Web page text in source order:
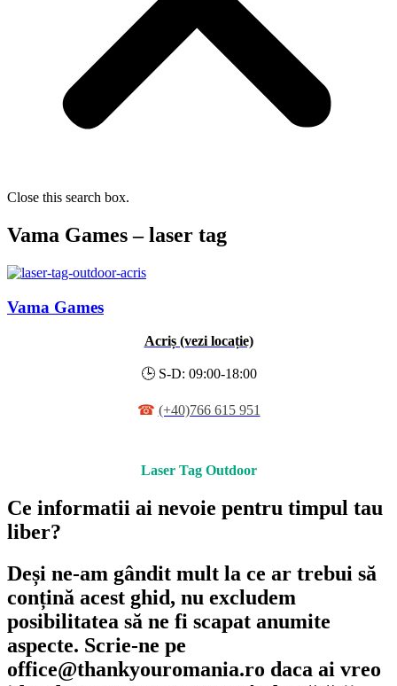
Close this search box.
Vama Games – laser tag
Vama Games
Acriș (vezi locație)
🕒S-D: 09:00-18:00
☎ (+40)766 615 951
Laser Tag Outdoor
Ce informatii ai nevoie pentru timpul tau
liber?
Deși ne-am gândit mult la ce ar trebui să
conțină acest ghid, nu excludem
posibilitatea să ne fi scapat anumite
aspecte. Scrie-ne pe
office@thankyouromania.ro daca ai vreo